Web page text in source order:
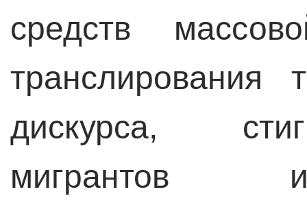
средств
транслирования
дискурса,
мигрантов